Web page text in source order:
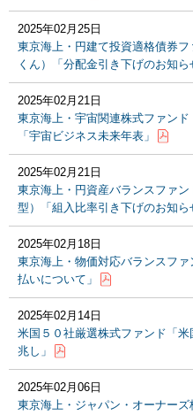
2025年02月25日
東京海上・円建て投資適格債券
くん）「分配金引き下げのお知ら
2025年02月21日
東京海上・宇宙関連株式ファンド
「宇宙ビジネス未来年表」
2025年02月21日
東京海上・円資産バランスファ
型）「組入比率引き下げのお知ら
2025年02月18日
東京海上・物価対応バランスフ
払いについて」
2025年02月14日
⽶国５０社厳選株式ファンド「
兆し」
2025年02月06日
東京海上・ジャパン・オーナー